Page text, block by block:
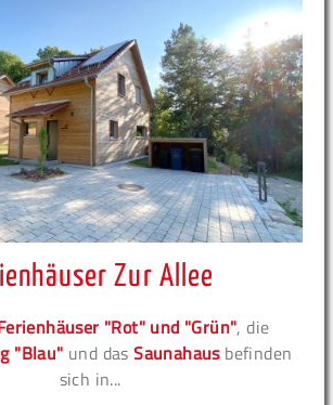
Zur Allee
"Rot" und "Grün", die
"Blau" und dasSaunahausbefinden
sich in...